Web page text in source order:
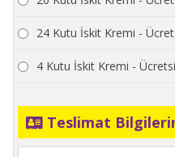
24 Kutu İskit Kremi -
4 Kutu İskit Kremi -
Teslimat